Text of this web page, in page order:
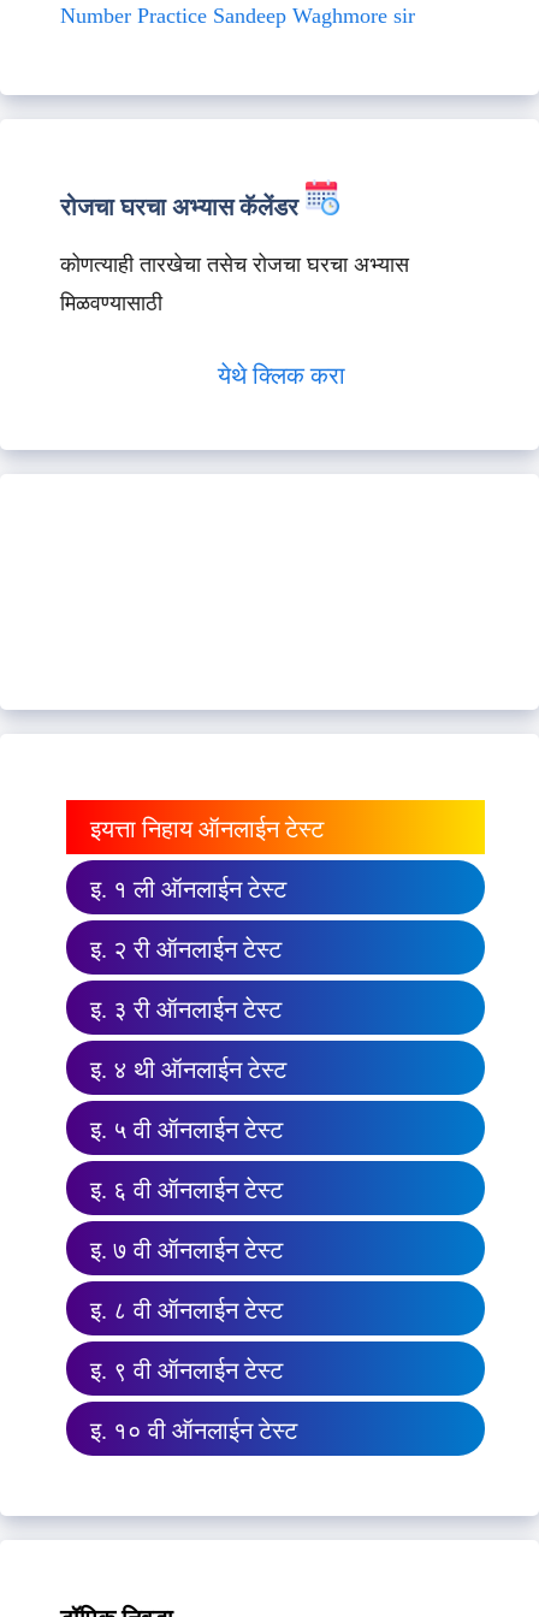
Number Practice Sandeep Waghmore sir
रोजचा घरचा अभ्यास कॅलेंडर
कोणत्याही तारखेचा तसेच रोजचा घरचा अभ्यास
मिळवण्यासाठी
येथे क्लिक करा
इयत्ता निहाय ऑनलाईन टेस्ट
इ. १ ली ऑनलाईन टेस्ट
इ. २ री ऑनलाईन टेस्ट
इ. ३ री ऑनलाईन टेस्ट
इ. ४ थी ऑनलाईन टेस्ट
इ. ५ वी ऑनलाईन टेस्ट
इ. ६ वी ऑनलाईन टेस्ट
इ. ७ वी ऑनलाईन टेस्ट
इ. ८ वी ऑनलाईन टेस्ट
इ. ९ वी ऑनलाईन टेस्ट
इ. १० वी ऑनलाईन टेस्ट